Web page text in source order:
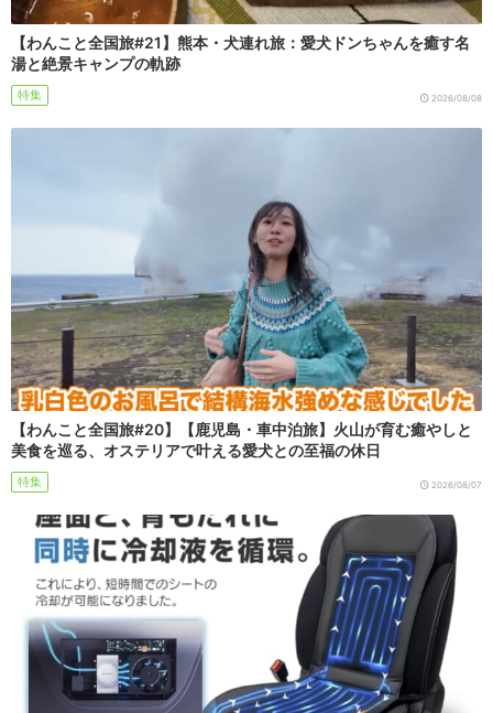
【わんこと全国旅#21】熊本・犬連れ旅：愛犬ドンちゃんを癒す名
湯と絶景キャンプの軌跡
特集 2026/08/08
【わんこと全国旅#20】【鹿児島・車中泊旅】火山が育む癒やしと
美食を巡る、オステリアで叶える愛犬との至福の休日
特集 2026/08/07